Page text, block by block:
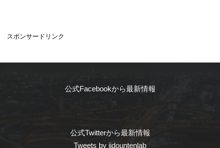
スポンサードリンク
公式Facebookから最新情報
公式Twitterから最新情報
Tweets by jidountenlab